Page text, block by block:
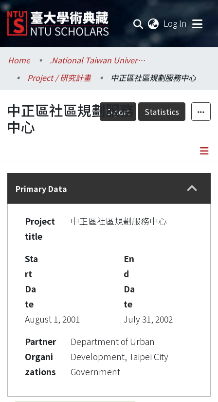
Log In
Communities & Collections
Research Outputs
Fundings & Projects
Researchers
Statistics
Home
.National Taiwan University / 國立臺灣大學
Project / 研究計畫
中正區社區規劃服務中心
Export Statistics
中正區社區規劃服務
中心
Details
Primary Data
Project
title
中正區社區規劃服務中心
Sta
rt
Da
te
August 1, 2001
En
d
Da
te
July 31, 2002
Partner
Organi
zations
Department of Urban
Development, Taipei City
Government